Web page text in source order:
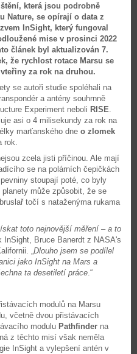
která jsou podrobně
Nature, se opírají o data z
InSight, který fungoval
mise v prosinci 2022
článek byl aktualizován 7.
že rychlost rotace Marsu se
za rok na druhou.
se autoři studie spoléhali na
a antény souhrnně
Experiment neboli RISE.
asi o 4 milisekundy za rok na
marťanského dne o zlomek
rok.
zcela jisti příčinou. Ale mají
se na polárních čepičkách
stoupají poté, co byly
může způsobit, že se
točí s nataženýma rukama
toto nejnovější měření – a to
InSight, Bruce Banerdt z NASA's
„Dlouho jsem se podílel
jako InSight na Mars a
ta desetiletí práce.“
modulů na Marsu
včetně dvou přistávacích
modulu Pathfinder na
z těchto misí však neměla
InSight a vylepšení antén v